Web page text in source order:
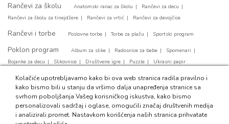
Rančevi za školu Anatomski ranac za školu
Rančevi za decu
Rančevi za školu za tinejdžere
Rančevi za vrtić Rančevi za devojčice
Rančevi i torbe Poslovne torbe Torbe za plažu Sportski program
Poklon program Album za slike Radosnice za bebe
Spomenari
Bojanke za decu
Slikovnice Društvene igre Puzzle Ukrasni papir
Party program Papirni tanjirići Svećice za tortu
Party salvete
Baloni za rodjendan
Ukrasne kese
Kolačiće upotrebljavamo kako bi ova web stranica radila pravilno i
kako bismo bili u stanju da vršimo dalja unapređenja stranice sa
svrhom poboljšanja Vašeg korisničkog iskustva, kako bismo
personalizovali sadržaj i oglase, omogućili značaj društvenih medija
i analizirali promet. Nastavkom korišćenja naših stranica prihvatate